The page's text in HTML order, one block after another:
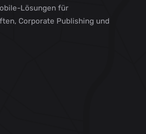
Lösungen für
Corporate Publishing und